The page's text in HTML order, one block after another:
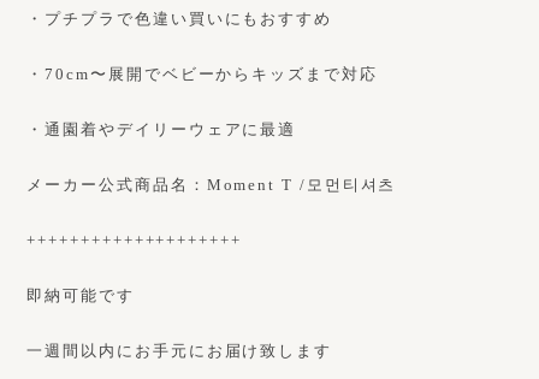
・プチプラで色違い買いにもおすすめ
・70cm〜展開でベビーからキッズまで対応
・通園着やデイリーウェアに最適
メーカー公式商品名：Moment T /모먼티셔츠
++++++++++++++++++++
即納可能です
一週間以内にお手元にお届け致します